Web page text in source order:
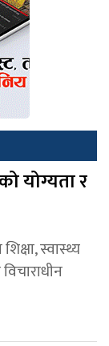
योग्यता र
स्वास्थ्य